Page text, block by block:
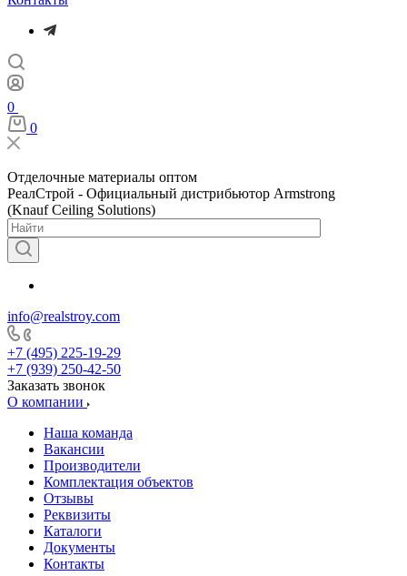
0
0
Отделочные материалы оптом
РеалСтрой - Официальный дистрибьютор Armstrong
(Knauf Ceiling Solutions)
info@realstroy.com
+7 (495) 225-19-29
+7 (939) 250-42-50
Заказать звонок
О компании
Наша команда
Вакансии
Производители
Комплектация объектов
Отзывы
Реквизиты
Каталоги
Документы
Контакты